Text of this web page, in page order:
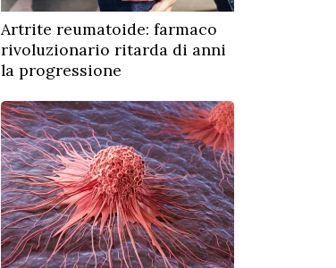
Artrite reumatoide: farmaco
rivoluzionario ritarda di anni
la progressione